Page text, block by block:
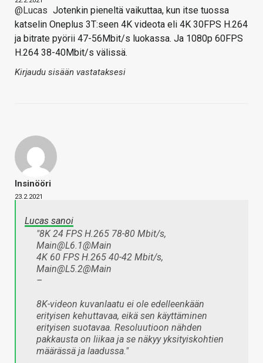
@Lucas Jotenkin pieneltä vaikuttaa, kun itse tuossa
katselin Oneplus 3T:seen 4K videota eli 4K 30FPS H.264
ja bitrate pyörii 47-56Mbit/s luokassa. Ja 1080p 60FPS
H.264 38-40Mbit/s välissä.
Kirjaudu sisään vastataksesi
Insinööri
23.2.2021
Lucas sanoi
"8K 24 FPS H.265 78-80 Mbit/s,
Main@L6.1@Main​
4K 60 FPS H.265 40-42 Mbit/s,
Main@L5.2@Main​
–​
8K-videon kuvanlaatu ei ole edelleenkään
erityisen kehuttavaa, eikä sen käyttäminen
erityisen suotavaa. Resoluutioon nähden
pakkausta on liikaa ja se näkyy yksityiskohtien
määrässä ja laadussa."​